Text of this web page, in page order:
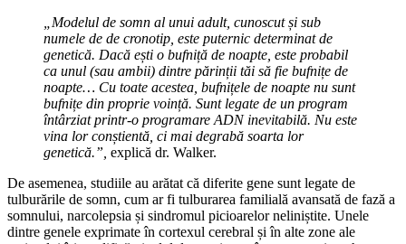
„Modelul de somn al unui adult, cunoscut și sub
numele de de cronotip, este puternic determinat de
genetică. Dacă ești o bufniță de noapte, este probabil
ca unul (sau ambii) dintre părinții tăi să fie bufnițe de
noapte… Cu toate acestea, bufnițele de noapte nu sunt
bufnițe din proprie voință. Sunt legate de un program
întârziat printr-o programare ADN inevitabilă. Nu este
vina lor conștientă, ci mai degrabă soarta lor
genetică.”, explică dr. Walker.
De asemenea, studiile au arătat că diferite gene sunt legate de
tulburările de somn, cum ar fi tulburarea familială avansată de fază a
somnului, narcolepsia și sindromul picioarelor neliniștite. Unele
dintre genele exprimate în cortexul cerebral și în alte zone ale